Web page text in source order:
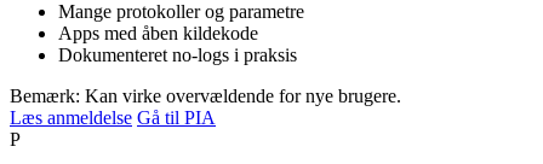
Mange protokoller og parametre
Apps med åben kildekode
Dokumenteret no-logs i praksis
Bemærk: Kan virke overvældende for nye brugere.
Læs anmeldelse Gå til PIA
P